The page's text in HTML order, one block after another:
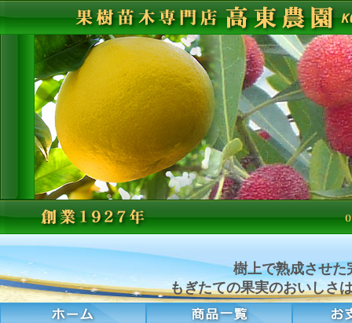
樹上で熟成させた
もぎたての果実のおいしさ